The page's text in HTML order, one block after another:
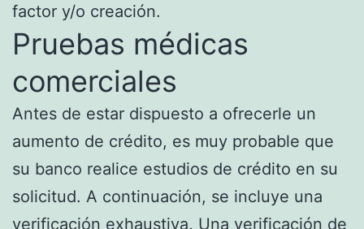
factor y/o creación.
Pruebas médicas
comerciales
Antes de estar dispuesto a ofrecerle un
aumento de crédito, es muy probable que
su banco realice estudios de crédito en su
solicitud. A continuación, se incluye una
verificación exhaustiva. Una verificación de